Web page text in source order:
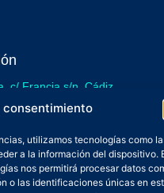
consentimiento
utilizamos tecnologías como
a la información del dispositivo.
nos permitirá procesar datos
o las identificaciones únicas en
c/ Francia s/n. Cádiz
Core - Incubazul